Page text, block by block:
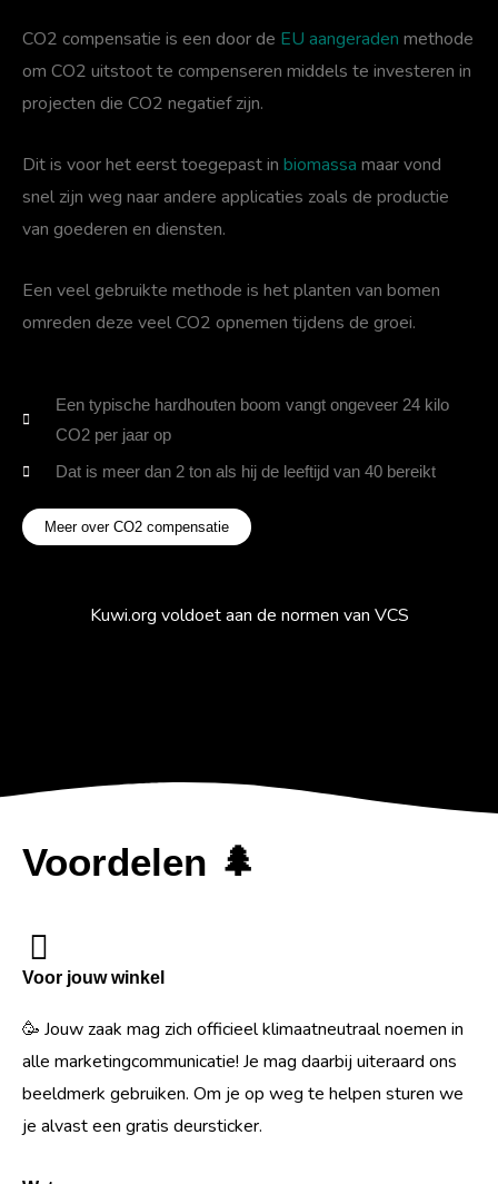
CO2 compensatie is een door de EU aangeraden methode
om CO2 uitstoot te compenseren middels te investeren in
projecten die CO2 negatief zijn.
Dit is voor het eerst toegepast in biomassa maar vond
snel zijn weg naar andere applicaties zoals de productie
van goederen en diensten.
Een veel gebruikte methode is het planten van bomen
omreden deze veel CO2 opnemen tijdens de groei.
Een typische hardhouten boom vangt ongeveer 24 kilo
CO2 per jaar op
Dat is meer dan 2 ton als hij de leeftijd van 40 bereikt
Meer over CO2 compensatie
Kuwi.org voldoet aan de normen van VCS
Voordelen 🌲
Voor jouw winkel
🥳 Jouw zaak mag zich officieel klimaatneutraal noemen in
alle marketingcommunicatie! Je mag daarbij uiteraard ons
beeldmerk gebruiken. Om je op weg te helpen sturen we
je alvast een gratis deursticker.